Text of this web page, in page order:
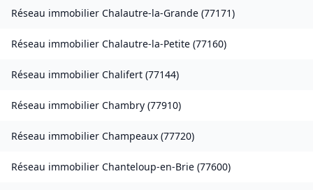
Réseau immobilier Chalautre-la-Grande (77171)
Réseau immobilier Chalautre-la-Petite (77160)
Réseau immobilier Chalifert (77144)
Réseau immobilier Chambry (77910)
Réseau immobilier Champeaux (77720)
Réseau immobilier Chanteloup-en-Brie (77600)